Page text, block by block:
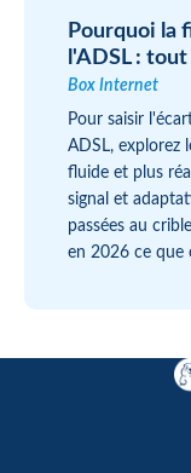
Pourquoi la
l'ADSL :
Box Internet
Pour saisir
ADSL, explorez
fluide et plus
signal et
passées au
en 2026 ce que